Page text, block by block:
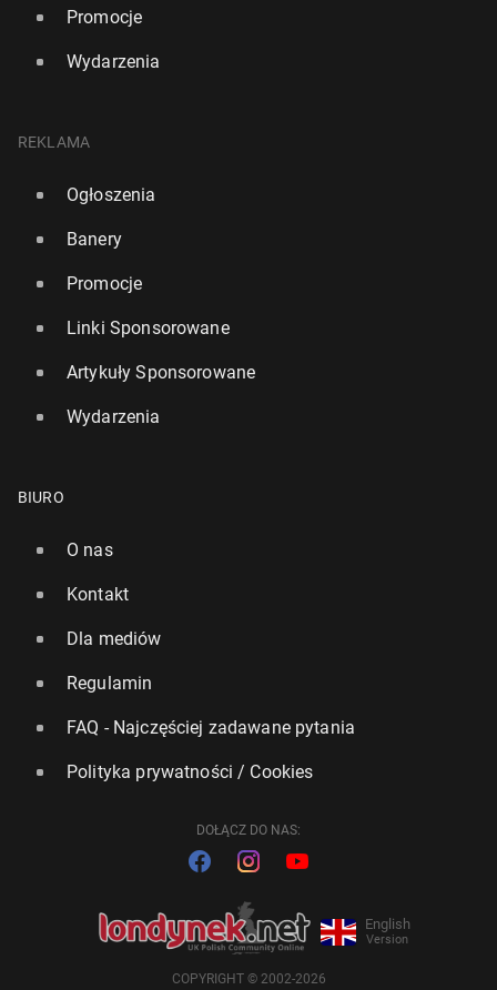
Promocje
Wydarzenia
REKLAMA
Ogłoszenia
Banery
Promocje
Linki Sponsorowane
Artykuły Sponsorowane
Wydarzenia
BIURO
O nas
Kontakt
Dla mediów
Regulamin
FAQ - Najczęściej zadawane pytania
Polityka prywatności / Cookies
DOŁĄCZ DO NAS:
English
Version
COPYRIGHT © 2002-2026